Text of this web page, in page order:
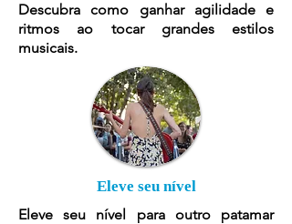
Descubra como ganhar agilidade e
ritmos ao tocar grandes estilos
musicais.
Eleve seu nível
Eleve seu nível para outro patamar